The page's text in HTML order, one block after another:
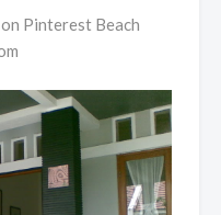
Pinterest Beach